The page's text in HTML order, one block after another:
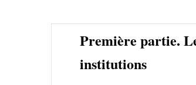
Première partie.
institutions